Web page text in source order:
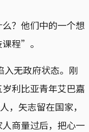
？他们中的一个想
程”。
入无政府状态。刚
利比亚青年艾巴嘉
，矢志留在国家，
商量过后，把心一